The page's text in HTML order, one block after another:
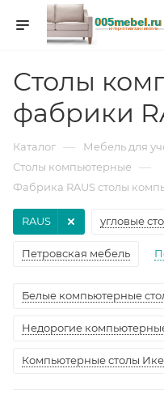
Столы
фабрики
Каталог — Мебель для
Столы компьютерные —
Фабрика RAUS столы
угловые
Петровская мебель
RAUS
Белые компьютерные
Недорогие
Компьютерные столы